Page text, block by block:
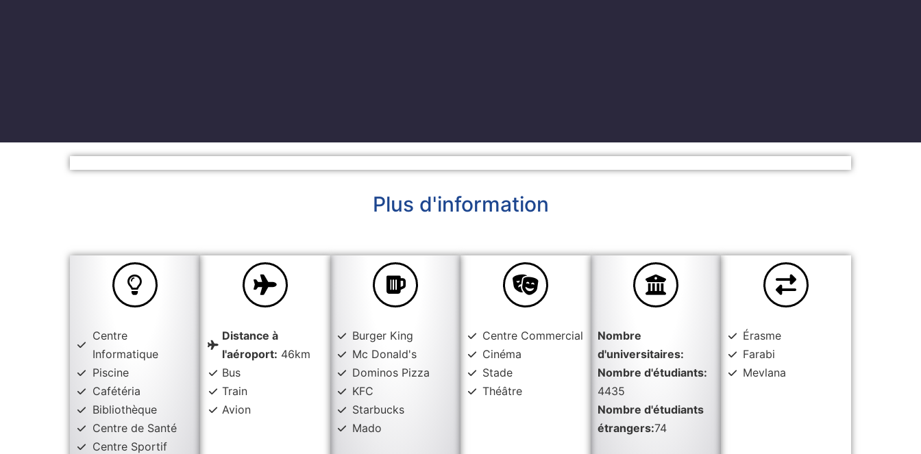
Plus d'information
Centre
Informatique
Piscine
Cafétéria
Bibliothèque
Centre de Santé
Centre Sportif
Distance à
l'aéroport: 46km
Bus
Train
Avion
Burger King
Mc Donald's
Dominos Pizza
KFC
Starbucks
Mado
Centre Commercial
Cinéma
Stade
Théâtre
Nombre
d'universitaires:
Nombre d'étudiants:
4435
Nombre d'étudiants
étrangers:74
Érasme
Farabi
Mevlana